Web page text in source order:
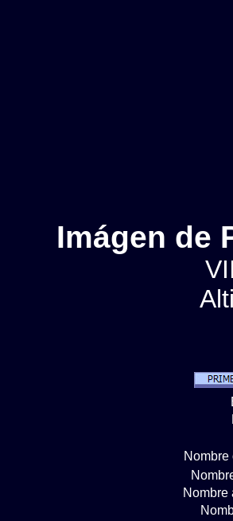
Imágen de
Nombre
Nombre